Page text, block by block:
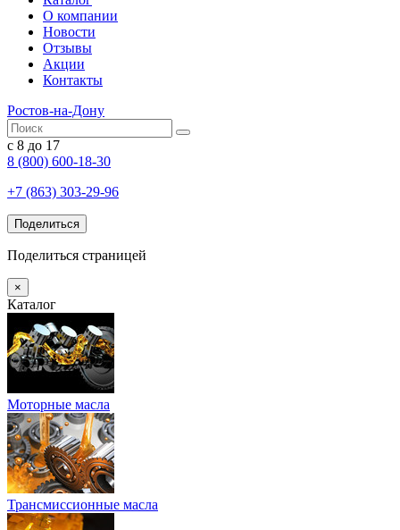
О компании
Новости
Отзывы
Акции
Контакты
Ростов-на-Дону
с 8 до 17
8 (800) 600-18-30
+7 (863) 303-29-96
Поделиться
Поделиться страницей
×
Каталог
Моторные масла
Трансмиссионные масла